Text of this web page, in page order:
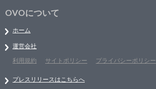
OVOについて
ホーム
運営会社
利用規約
サイトポリシー プライバシーポリシー
プレスリリースはこちらへ